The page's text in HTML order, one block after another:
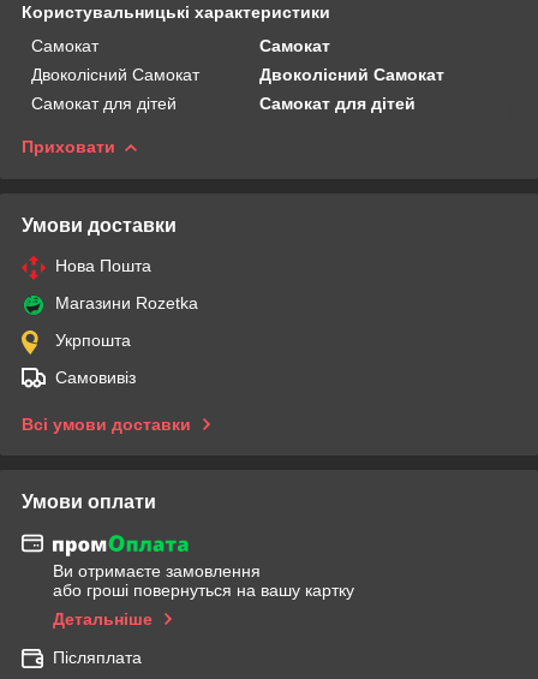
Користувальницькі характеристики
Самокат
Самокат
Двоколісний Самокат
Двоколісний Самокат
Самокат для дітей
Самокат для дітей
Приховати
Умови доставки
Нова Пошта
Магазини Rozetka
Укрпошта
Самовивіз
Всі умови доставки
Умови оплати
Ви отримаєте замовлення
або гроші повернуться на вашу картку
Детальніше
Післяплата